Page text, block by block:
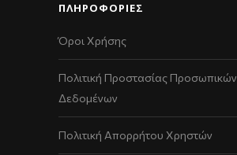
ΠΛΗΡΟΦΟΡΙΕΣ
Όροι Χρήσης
Πολιτική Προστασίας Προσωπικών
Δεδομένων
Πολιτική Απορρήτου Χρηστών